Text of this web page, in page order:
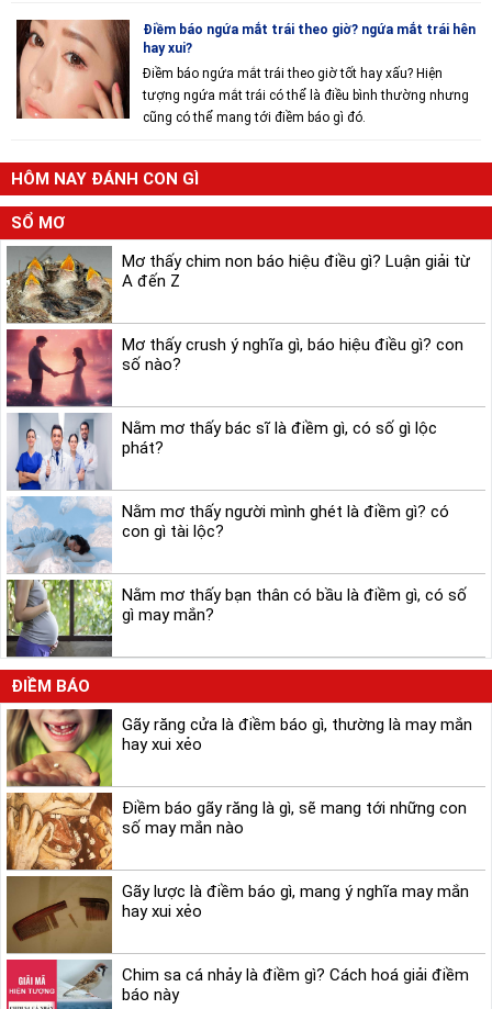
Điềm báo ngứa mắt trái theo giờ? ngứa mắt trái hên
hay xui?
Điềm báo ngứa mắt trái theo giờ tốt hay xấu? Hiện
tượng ngứa mắt trái có thể là điều bình thường nhưng
cũng có thể mang tới điềm báo gì đó.
HÔM NAY ĐÁNH CON GÌ
SỔ MƠ
Mơ thấy chim non báo hiệu điều gì? Luận giải từ
A đến Z
Mơ thấy crush ý nghĩa gì, báo hiệu điều gì? con
số nào?
Nằm mơ thấy bác sĩ là điềm gì, có số gì lộc
phát?
Nằm mơ thấy người mình ghét là điềm gì? có
con gì tài lộc?
Nằm mơ thấy bạn thân có bầu là điềm gì, có số
gì may mắn?
ĐIỀM BÁO
Gãy răng cửa là điềm báo gì, thường là may mắn
hay xui xẻo
Điềm báo gãy răng là gì, sẽ mang tới những con
số may mắn nào
Gãy lược là điềm báo gì, mang ý nghĩa may mắn
hay xui xẻo
Chim sa cá nhảy là điềm gì? Cách hoá giải điềm
báo này